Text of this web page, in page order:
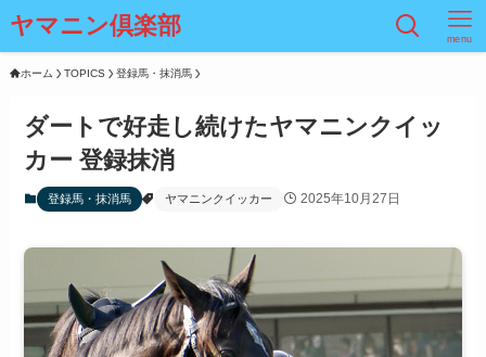
ヤマニン倶楽部 menu
ホーム TOPICS 登録馬・抹消馬
ダートで好走し続けたヤマニンクイッ
カー 登録抹消
登録馬・抹消馬 ヤマニンクイッカー 2025年10月27日